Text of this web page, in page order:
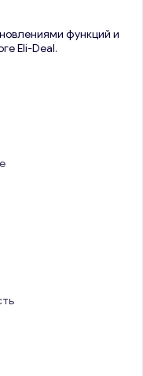
функций и
Eli-Deal.